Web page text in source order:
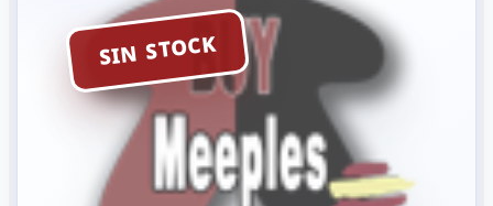
SIN STOCK